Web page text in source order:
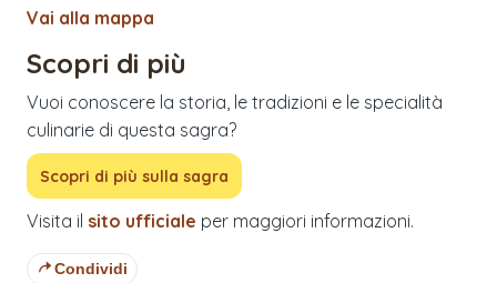
Vai alla mappa
Scopri di più
Vuoi conoscere la storia, le tradizioni e le specialità
culinarie di questa sagra?
Scopri di più sulla sagra
Visita il sito ufficiale per maggiori informazioni.
Condividi